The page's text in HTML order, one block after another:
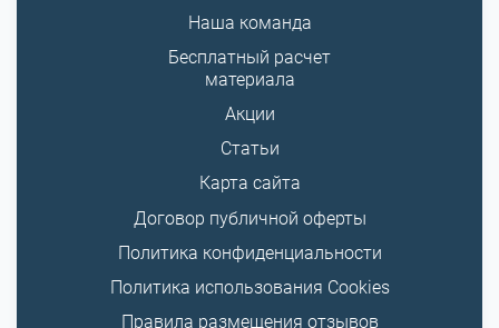
Наша команда
Бесплатный расчет
материала
Акции
Статьи
Карта сайта
Договор публичной оферты
Политика конфиденциальности
Политика использования Cookies
Правила размещения отзывов